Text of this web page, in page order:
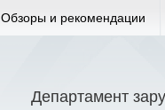
Обзоры и рекомендации
Департамент